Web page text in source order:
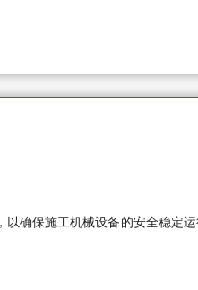
确保施工机械设备的安全稳定